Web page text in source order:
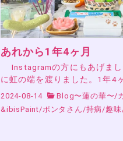
あれから1年4ヶ月
Instagramの方にもあげま
に虹の端を渡りました。1年4
2024-08-14 Blog〜蓮の華〜/
&ibisPaint/ポンタさん/持病/趣味